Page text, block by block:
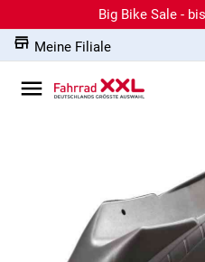
Big Bike Sale -
Meine Filiale